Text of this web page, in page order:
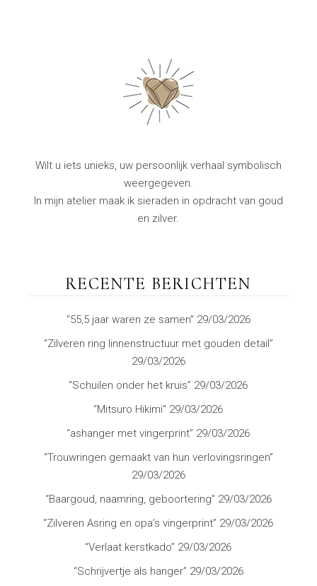
Wilt u iets unieks, uw persoonlijk verhaal symbolisch
weergegeven.
In mijn atelier maak ik sieraden in opdracht van goud
en zilver.
RECENTE BERICHTEN
“55,5 jaar waren ze samen” 29/03/2026
“Zilveren ring linnenstructuur met gouden detail”
29/03/2026
“Schuilen onder het kruis” 29/03/2026
“Mitsuro Hikimi” 29/03/2026
“ashanger met vingerprint” 29/03/2026
“Trouwringen gemaakt van hun verlovingsringen”
29/03/2026
“Baargoud, naamring, geboortering” 29/03/2026
“Zilveren Asring en opa’s vingerprint” 29/03/2026
“Verlaat kerstkado” 29/03/2026
“Schrijvertje als hanger” 29/03/2026